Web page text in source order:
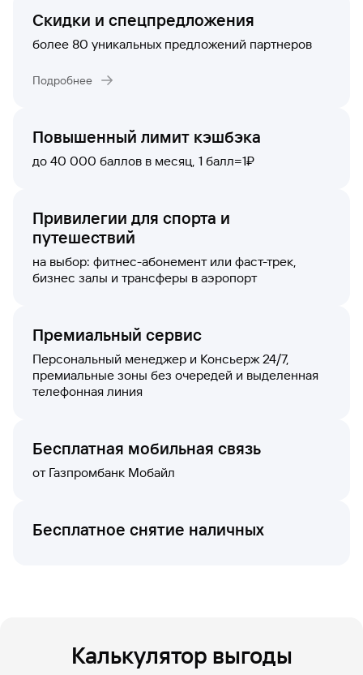
Скидки и спецпредложения
более 80 уникальных предложений партнеров
Подробнее
Повышенный лимит кэшбэка
до 40 000 баллов в месяц, 1 балл=1₽
Привилегии для спорта и
путешествий
на выбор: фитнес-абонемент или фаст-трек,
бизнес залы и трансферы в аэропорт
Премиальный сервис
Персональный менеджер и Консьерж 24/7,
премиальные зоны без очередей и выделенная
телефонная линия
Бесплатная мобильная связь
от Газпромбанк Мобайл
Бесплатное снятие наличных
Калькулятор выгоды